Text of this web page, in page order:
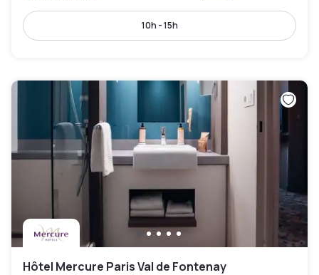
10h - 15h
Hôtel Mercure Paris Val de Fontenay